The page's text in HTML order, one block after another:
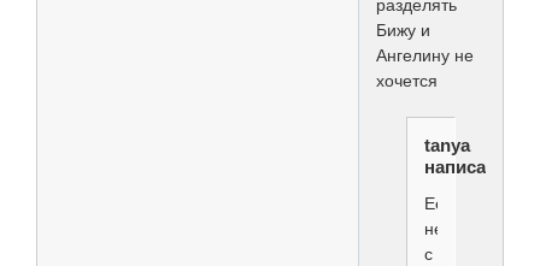
разделять
Бижу и
Ангелину не
хочется
tanya
написал(а):
Ее
не
с